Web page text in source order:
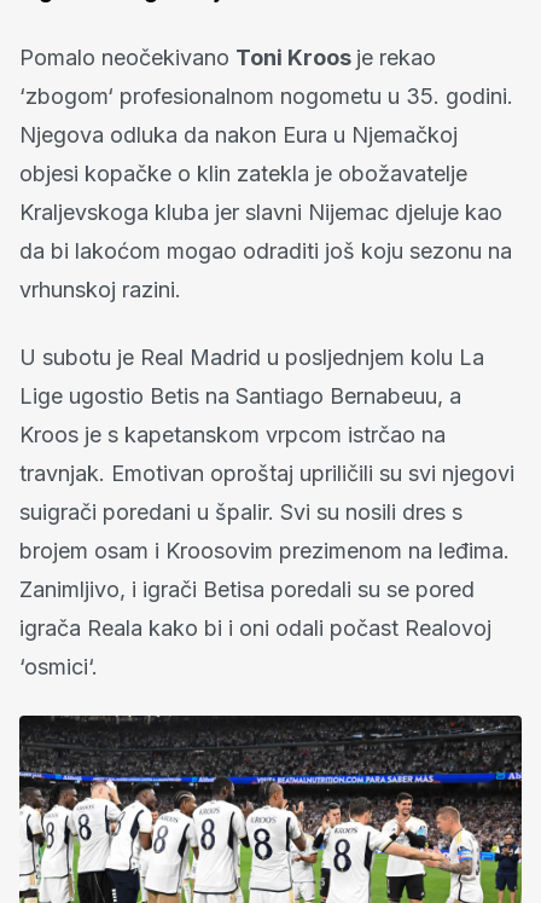
Pomalo neočekivano Toni Kroos je rekao
‘zbogom‘ profesionalnom nogometu u 35. godini.
Njegova odluka da nakon Eura u Njemačkoj
objesi kopačke o klin zatekla je obožavatelje
Kraljevskoga kluba jer slavni Nijemac djeluje kao
da bi lakoćom mogao odraditi još koju sezonu na
vrhunskoj razini.
U subotu je Real Madrid u posljednjem kolu La
Lige ugostio Betis na Santiago Bernabeuu, a
Kroos je s kapetanskom vrpcom istrčao na
travnjak. Emotivan oproštaj upriličili su svi njegovi
suigrači poredani u špalir. Svi su nosili dres s
brojem osam i Kroosovim prezimenom na leđima.
Zanimljivo, i igrači Betisa poredali su se pored
igrača Reala kako bi i oni odali počast Realovoj
‘osmici‘.